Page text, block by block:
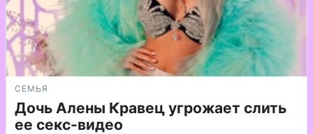
СЕМЬЯ
Дочь Алены Кравец угрожает слить
ее секс-видео